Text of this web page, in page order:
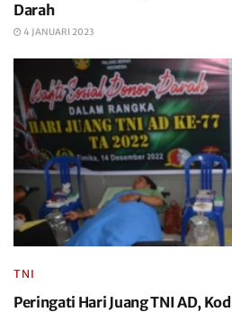
Darah
4 JANUARI 2023
TNI
Peringati Hari Juang TNI AD,